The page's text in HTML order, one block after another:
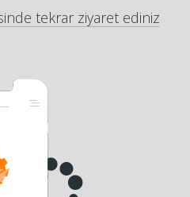
tekrar ziyaret ediniz